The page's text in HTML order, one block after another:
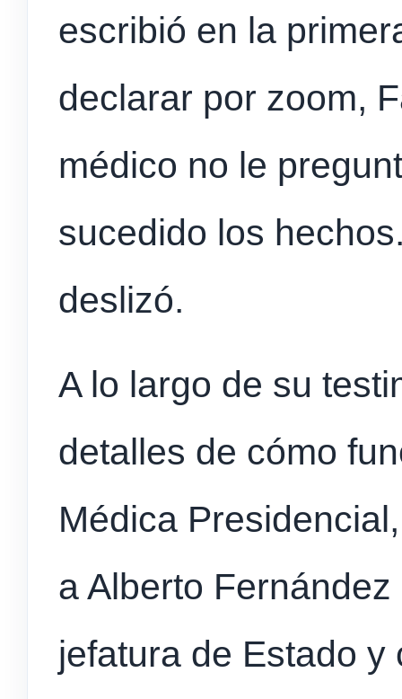
escribió en la
declarar por zoom,
médico no le
sucedido los
deslizó.
A lo largo de su
detalles de cómo
Médica
a Alberto
jefatura de Estado